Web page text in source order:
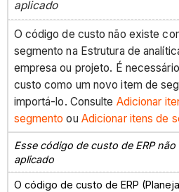
aplicado
O código de custo não existe
segmento na Estrutura de
empresa ou projeto. É
custo como um novo item de
importá-lo. Consulte Adicionar
segmento ou Adicionar itens de
Esse código de custo de ERP
aplicado
O código de custo de ERP